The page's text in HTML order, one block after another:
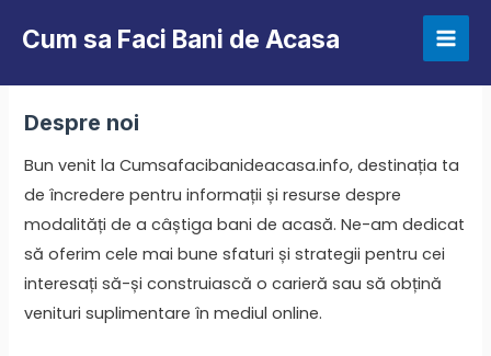
Cum sa Faci Bani de Acasa
Despre noi
Bun venit la Cumsafacibanideacasa.info, destinația ta
de încredere pentru informații și resurse despre
modalități de a câștiga bani de acasă. Ne-am dedicat
să oferim cele mai bune sfaturi și strategii pentru cei
interesați să-și construiască o carieră sau să obțină
venituri suplimentare în mediul online.